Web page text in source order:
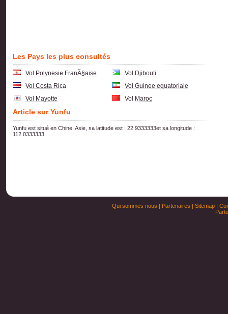
Les Pays les plus consultés
Vol Polynesie FranÃ§aise
Vol Djibouti
Vol Costa Rica
Vol Guinee equatoriale
Vol Mayotte
Vol Maroc
Article sur Yunfu
Yunfu est situé en Chine, Asie, sa latitude est : 22.9333333et sa longitude :
112.0333333.
Qui sommes nous | Partenaires | Sitemap|